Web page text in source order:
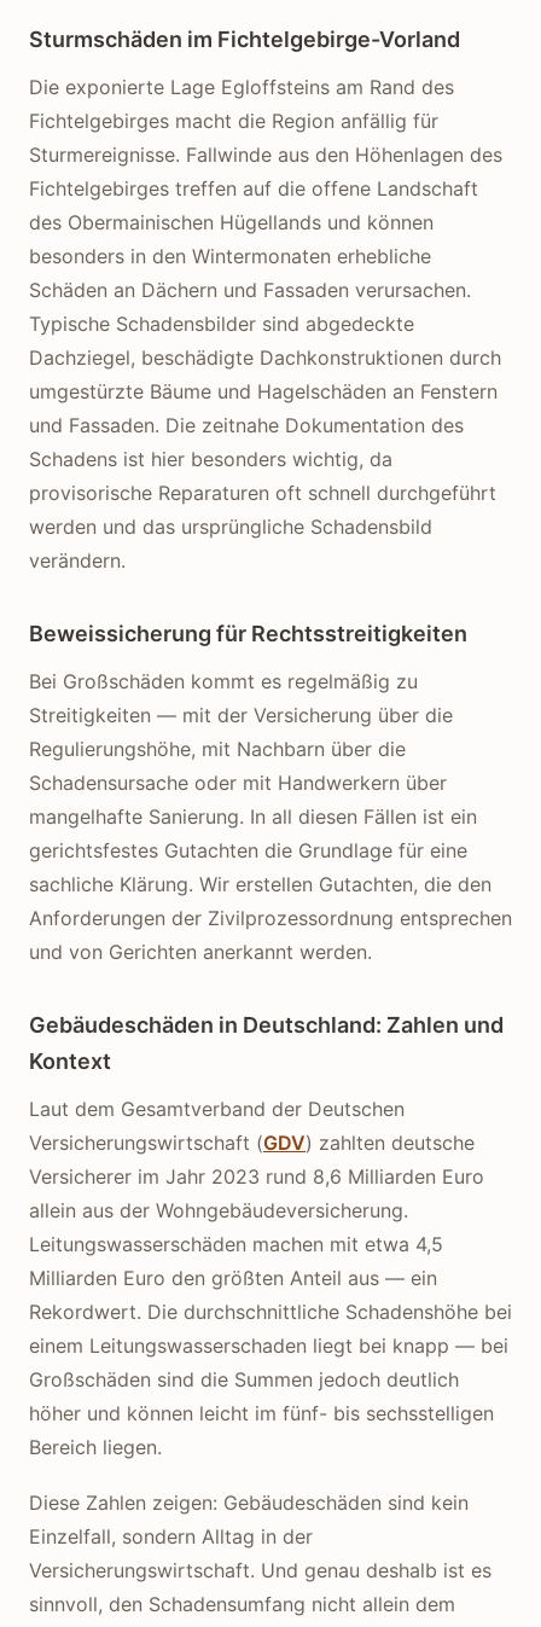
Sturmschäden im Fichtelgebirge-Vorland
Die exponierte Lage Egloffsteins am Rand des
Fichtelgebirges macht die Region anfällig für
Sturmereignisse. Fallwinde aus den Höhenlagen des
Fichtelgebirges treffen auf die offene Landschaft
des Obermainischen Hügellands und können
besonders in den Wintermonaten erhebliche
Schäden an Dächern und Fassaden verursachen.
Typische Schadensbilder sind abgedeckte
Dachziegel, beschädigte Dachkonstruktionen durch
umgestürzte Bäume und Hagelschäden an Fenstern
und Fassaden. Die zeitnahe Dokumentation des
Schadens ist hier besonders wichtig, da
provisorische Reparaturen oft schnell durchgeführt
werden und das ursprüngliche Schadensbild
verändern.
Beweissicherung für Rechtsstreitigkeiten
Bei Großschäden kommt es regelmäßig zu
Streitigkeiten — mit der Versicherung über die
Regulierungshöhe, mit Nachbarn über die
Schadensursache oder mit Handwerkern über
mangelhafte Sanierung. In all diesen Fällen ist ein
gerichtsfestes Gutachten die Grundlage für eine
sachliche Klärung. Wir erstellen Gutachten, die den
Anforderungen der Zivilprozessordnung entsprechen
und von Gerichten anerkannt werden.
Gebäudeschäden in Deutschland: Zahlen und
Kontext
Laut dem Gesamtverband der Deutschen
Versicherungswirtschaft (GDV) zahlten deutsche
Versicherer im Jahr 2023 rund 8,6 Milliarden Euro
allein aus der Wohngebäudeversicherung.
Leitungswasserschäden machen mit etwa 4,5
Milliarden Euro den größten Anteil aus — ein
Rekordwert. Die durchschnittliche Schadenshöhe bei
einem Leitungswasserschaden liegt bei knapp — bei
Großschäden sind die Summen jedoch deutlich
höher und können leicht im fünf- bis sechsstelligen
Bereich liegen.
Diese Zahlen zeigen: Gebäudeschäden sind kein
Einzelfall, sondern Alltag in der
Versicherungswirtschaft. Und genau deshalb ist es
sinnvoll, den Schadensumfang nicht allein dem